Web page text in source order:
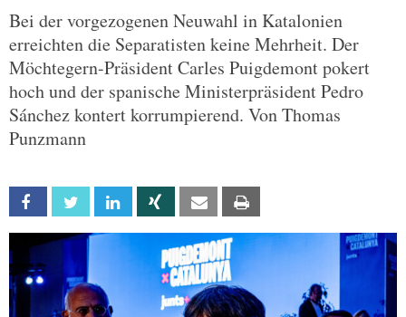
Bei der vorgezogenen Neuwahl in Katalonien
erreichten die Separatisten keine Mehrheit. Der
Möchtegern-Präsident Carles Puigdemont pokert
hoch und der spanische Ministerpräsident Pedro
Sánchez kontert korrumpierend. Von Thomas
Punzmann
Facebook Twitter Linkedin Xing Email